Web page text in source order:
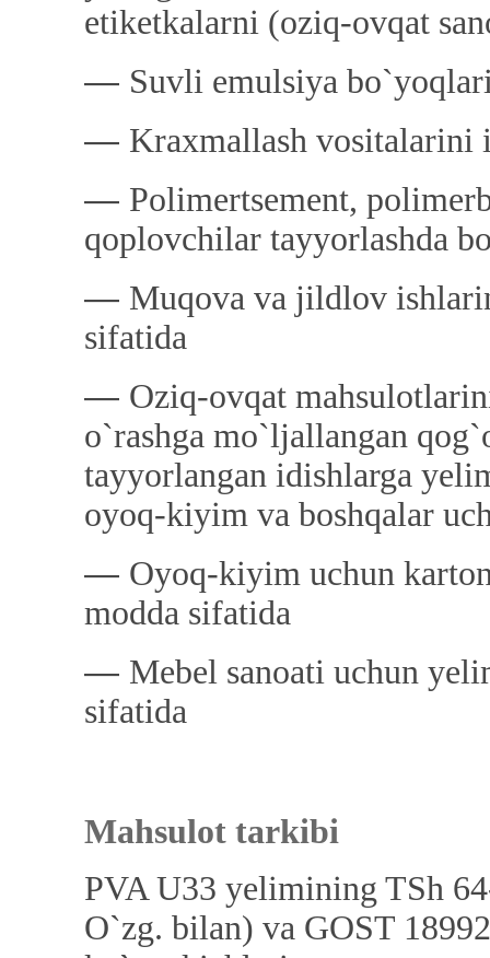
etiketkalarni (oziq-ovqat
― Suvli emulsiya
― Kraxmallash vositalarini
― Polimertsement,
qoplovchilar tayyorlashda
― Muqova va jildlov
sifatida
― Oziq-ovqat
o`rashga mo`ljallangan
tayyorlangan idishlarga
oyoq-kiyim va boshqalar
― Oyoq-kiyim uchun
modda sifatida
― Mebel sanoati uchun
sifatida
Mahsulot tarkibi
PVA U33 yelimining TSh
O`zg. bilan) va GOST